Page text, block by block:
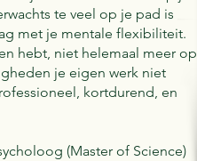
te veel op je pad is
met je mentale flexibiliteit.
hebt, niet helemaal meer op
je eigen werk niet
kortdurend, en
(Master of Science)